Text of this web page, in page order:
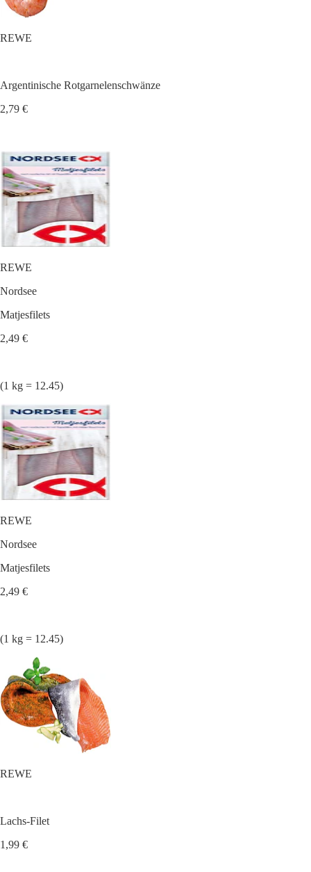
REWE
Argentinische Rotgarnelenschwänze
2,79 €
REWE
Nordsee
Matjesfilets
2,49 €
(1 kg = 12.45)
REWE
Nordsee
Matjesfilets
2,49 €
(1 kg = 12.45)
REWE
Lachs-Filet
1,99 €